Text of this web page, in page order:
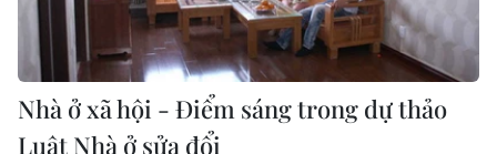
Nhà ở xã hội - Điểm sáng trong dự thảo
Luật Nhà ở sửa đổi